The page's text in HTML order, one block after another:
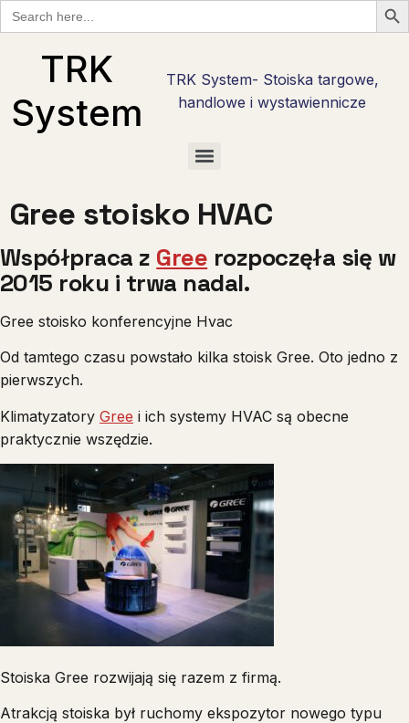
Search
for:
TRK
System
TRK System- Stoiska targowe,
handlowe i wystawiennicze
Gree stoisko HVAC
Współpraca z Gree rozpoczęła się w
2015 roku i trwa nadal.
Gree stoisko konferencyjne Hvac
Od tamtego czasu powstało kilka stoisk Gree. Oto jedno z
pierwszych.
Klimatyzatory Gree i ich systemy HVAC są obecne
praktycznie wszędzie.
Stoiska Gree rozwijają się razem z firmą.
Atrakcją stoiska był ruchomy ekspozytor nowego typu